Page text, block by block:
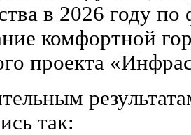
в 2026 году
комфортной
проекта
так: